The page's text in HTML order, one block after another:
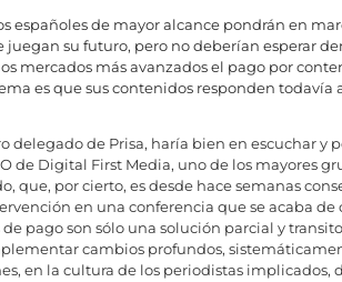
españoles de mayor alcance pondrán en
juegan su futuro, pero no deberían esperar
mercados más avanzados el pago por
es que sus contenidos responden todavía
delegado de Prisa, haría bien en escuchar y
de Digital First Media, uno de los mayores
que, por cierto, es desde hace semanas
en una conferencia que se acaba de
pago son sólo una solución parcial y
cambios profundos,
en la cultura de los periodistas implicados,